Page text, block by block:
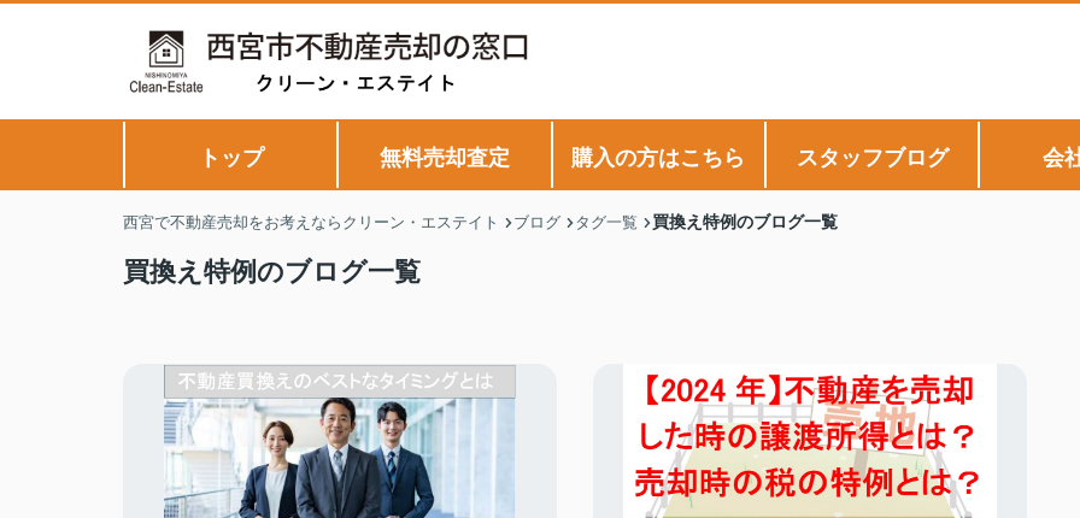
トップ 無料売却査定 購入の方はこちら スタッフブログ 会
西宮で不動産売却をお考えならクリーン・エステイト ブログ タグ一覧 買換え特例のブログ一覧
買換え特例のブログ一覧